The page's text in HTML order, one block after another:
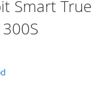
Smart True